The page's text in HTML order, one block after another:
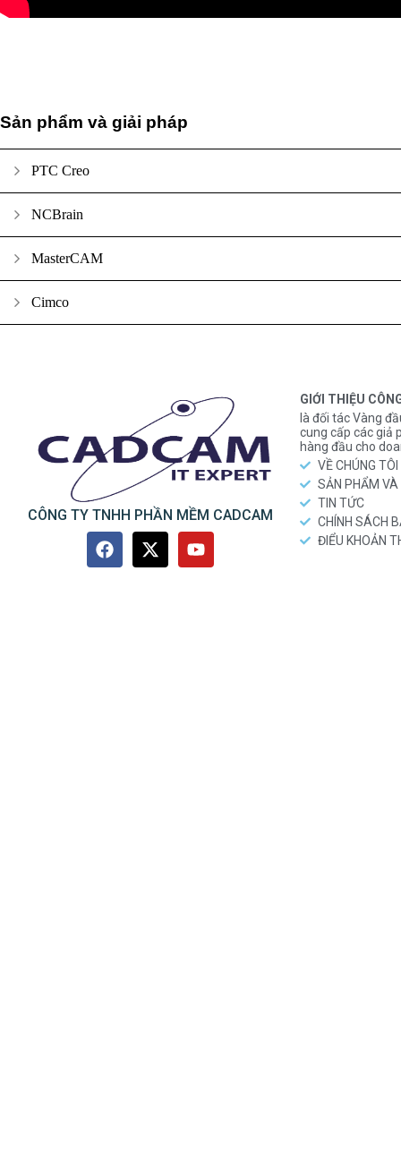
Sản phẩm và giải pháp
PTC Creo
NCBrain
MasterCAM
Cimco
CÔNG TY TNHH PHẦN MỀM CADCAM
GIỚI THIỆU
là đối tác Vàng
cung cấp các giả
hàng đầu cho
VỀ CHÚNG TÔI
SẢN PHẨM VÀ
TIN TỨC
CHÍNH SÁCH
ĐIỂU KHOẢN